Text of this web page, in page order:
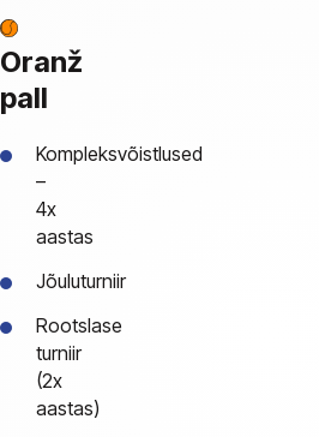
Oranž
pall
Kompleksvõistlused
–
4x
aastas
Jõuluturniir
Rootslase
turniir
(2x
aastas)